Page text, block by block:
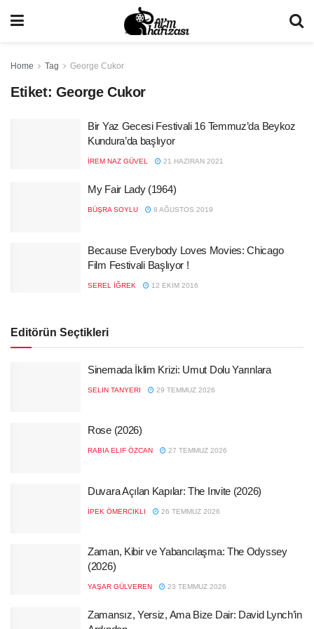
Home Tag George Cukor
Etiket: George Cukor
Bir Yaz Gecesi Festivali 16 Temmuz’da Beykoz
Kundura’da başlıyor
İREM NAZ GÜVEL 21 HAZIRAN 2021
My Fair Lady (1964)
BÜŞRA SOYLU 8 AĞUSTOS 2019
Because Everybody Loves Movies: Chicago
Film Festivali Başlıyor !
SEREL İĞREK 12 EKIM 2016
Editörün Seçtikleri
Sinemada İklim Krizi: Umut Dolu Yarınlara
SELIN TANYERI 29 TEMMUZ 2026
Rose (2026)
RABIA ELIF ÖZCAN 27 TEMMUZ 2026
Duvara Açılan Kapılar: The Invite (2026)
İPEK ÖMERCIKLI 26 TEMMUZ 2026
Zaman, Kibir ve Yabancılaşma: The Odyssey
(2026)
YAŞAR GÜLVEREN 23 TEMMUZ 2026
Zamansız, Yersiz, Ama Bize Dair: David Lynch’in